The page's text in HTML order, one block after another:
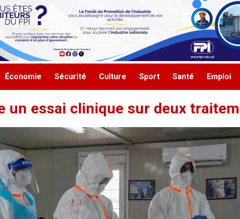
Économie Sécurité Culture Sport Santé Emploi
un essai clinique sur deux